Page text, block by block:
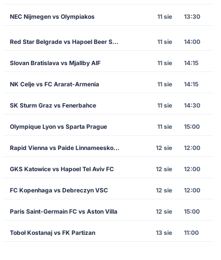
NEC Nijmegen vs Olympiakos 11 sie 13:30
Red Star Belgrade vs Hapoel Beer Sheva 11 sie 14:00
Slovan Bratislava vs Mjallby AIF 11 sie 14:15
NK Celje vs FC Ararat-Armenia 11 sie 14:15
SK Sturm Graz vs Fenerbahce 11 sie 14:30
Olympique Lyon vs Sparta Prague 11 sie 15:00
Rapid Vienna vs Paide Linnameeskond 12 sie 12:00
GKS Katowice vs Hapoel Tel Aviv FC 12 sie 12:00
FC Kopenhaga vs Debreczyn VSC 12 sie 12:00
Paris Saint-Germain FC vs Aston Villa 12 sie 15:00
Toboł Kostanaj vs FK Partizan 13 sie 11:00